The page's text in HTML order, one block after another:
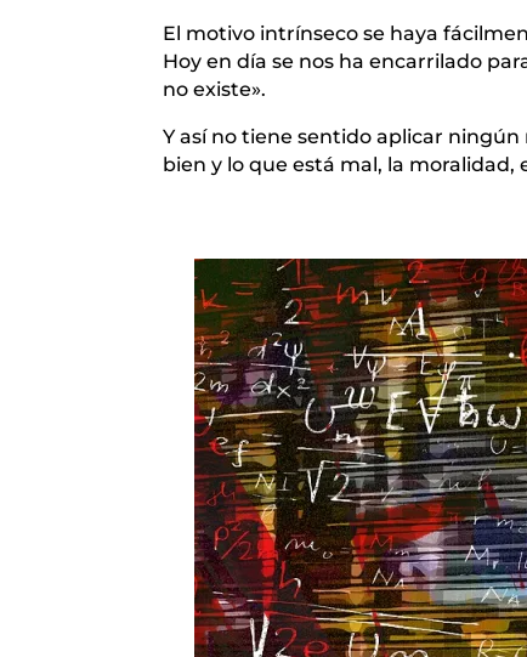
El motivo intrínseco se haya
Hoy en día se nos ha encarrilado
no existe».
Y así no tiene sentido aplicar
bien y lo que está mal, la